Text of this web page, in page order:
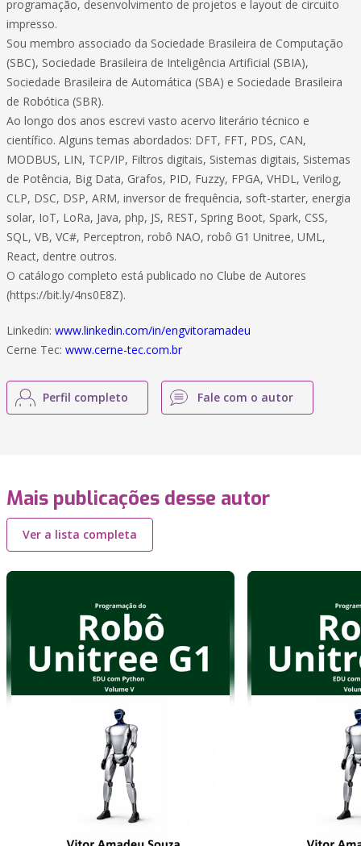
programação, desenvolvimento de projetos e layout de circuito
impresso.
Sou membro associado da Sociedade Brasileira de Computação
(SBC), Sociedade Brasileira de Inteligência Artificial (SBIA),
Sociedade Brasileira de Automática (SBA) e Sociedade Brasileira
de Robótica (SBR).
Ao longo dos anos escrevi vasto acervo literário técnico e
científico. Alguns temas abordados: DFT, FFT, PDS, CAN,
MODBUS, LIN, TCP/IP, Filtros digitais, Sistemas digitais, Sistemas
de Potência, Big Data, Grafos, PID, Fuzzy, FPGA, VHDL, Verilog,
CLP, DSC, DSP, ARM, inversor de frequência, soft-starter, energia
solar, IoT, LoRa, Java, php, JS, REST, Spring Boot, Spark, CSS,
SQL, VB, VC#, Perceptron, robô NAO, robô G1 Unitree, UML,
React, dentre outros.
O catálogo completo está publicado no Clube de Autores
(https://bit.ly/4ns0E8Z).
Linkedin: www.linkedin.com/in/engvitoramadeu
Cerne Tec: www.cerne-tec.com.br
Perfil completo Fale com o autor
Mais publicações desse autor
Ver a lista completa